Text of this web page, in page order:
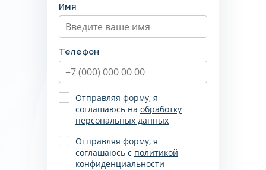
Имя
Телефон
Отправляя форму, я
соглашаюсь на обработку
персональных данных
Отправляя форму, я
соглашаюсь с политикой
конфиденциальности